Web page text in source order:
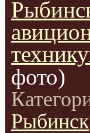
фото)
Рыбинск